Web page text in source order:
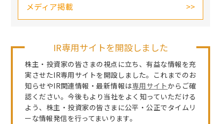
メディア掲載
IR専用サイトを開設しました
株主・投資家の皆さまの視点に立ち、有益な情報を充
実させたIR専用サイトを開設しました。これまでのお
知らせやIR関連情報・最新情報は専用サイトからご確
認ください。今後もより当社をよく知っていただける
よう、株主・投資家の皆さまに公平・公正でタイムリ
ーな情報発信を行ってまいります。